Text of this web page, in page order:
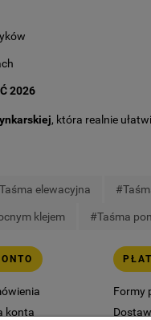
2026
, która realnie
elewacyjna
klejem #Taśma
konta
Formy